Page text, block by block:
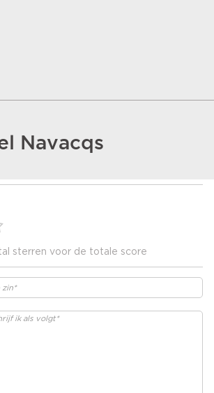
Navacqs
sterren voor de totale score